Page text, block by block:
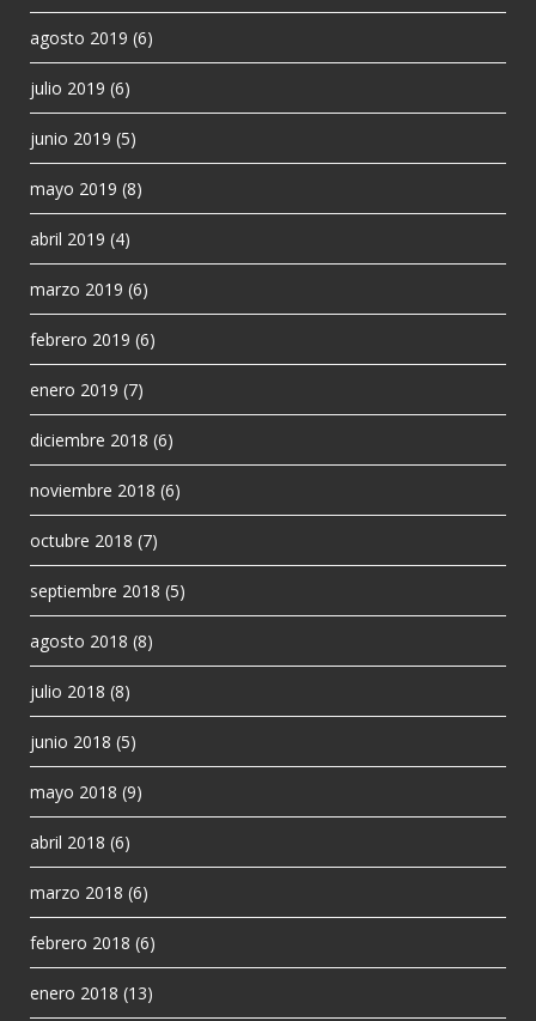
agosto 2019 (6)
julio 2019 (6)
junio 2019 (5)
mayo 2019 (8)
abril 2019 (4)
marzo 2019 (6)
febrero 2019 (6)
enero 2019 (7)
diciembre 2018 (6)
noviembre 2018 (6)
octubre 2018 (7)
septiembre 2018 (5)
agosto 2018 (8)
julio 2018 (8)
junio 2018 (5)
mayo 2018 (9)
abril 2018 (6)
marzo 2018 (6)
febrero 2018 (6)
enero 2018 (13)